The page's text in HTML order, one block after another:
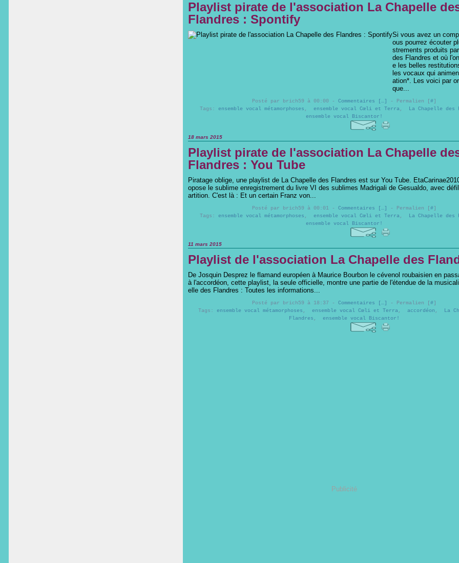
Playlist pirate de l'association La Chapelle
Flandres : Spontify
Si vous avez un
ous pourrez écouter
strements produits
des Flandres et où
e les belles
les vocaux qui
ation*. Les voici par
que...
Posté par brich59 à 00:00 - Commentaires […] - Permalien [#]
Tags: ensemble vocal métamorphoses , ensemble vocal Cœli et Terra, La Chapelle des
ensemble vocal Biscantor!
18 mars 2015
Playlist pirate de l'association La Chapelle
Flandres : You Tube
Piratage oblige, une playlist de La Chapelle des Flandres est sur You Tube.
opose le sublime enregistrement du livre VI des sublimes Madrigali de Gesualdo, avec
artition. C'est là : Et un certain Franz von...
Posté par brich59 à 00:01 - Commentaires […] - Permalien [#]
Tags: ensemble vocal métamorphoses , ensemble vocal Cœli et Terra, La Chapelle des
ensemble vocal Biscantor!
11 mars 2015
Playlist de l'association La Chapelle des
De Josquin Desprez le flamand européen à Maurice Bourbon le cévenol roubaisien en
à l'accordéon, cette playlist, la seule officielle, montre une partie de l'étendue de la
elle des Flandres : Toutes les informations...
Posté par brich59 à 18:37 - Commentaires […] - Permalien [#]
Tags: ensemble vocal métamorphoses , ensemble vocal Cœli et Terra, accordéon ,
La
Flandres , ensemble vocal Biscantor!
Publicité